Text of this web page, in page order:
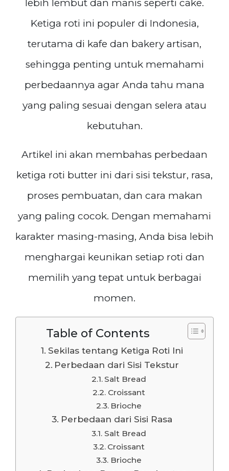
lebih lembut dan manis seperti cake.
Ketiga roti ini populer di Indonesia,
terutama di kafe dan bakery artisan,
sehingga penting untuk memahami
perbedaannya agar Anda tahu mana
yang paling sesuai dengan selera atau
kebutuhan.
Artikel ini akan membahas perbedaan
ketiga roti butter ini dari sisi tekstur, rasa,
proses pembuatan, dan cara makan
yang paling cocok. Dengan memahami
karakter masing-masing, Anda bisa lebih
menghargai keunikan setiap roti dan
memilih yang tepat untuk berbagai
momen.
Table of Contents
Sekilas tentang Ketiga Roti Ini
Perbedaan dari Sisi Tekstur
Salt Bread
Croissant
Brioche
Perbedaan dari Sisi Rasa
Salt Bread
Croissant
Brioche